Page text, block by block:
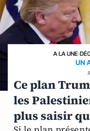
A LA UNE›
UN
Ce plan
les
plus saisir